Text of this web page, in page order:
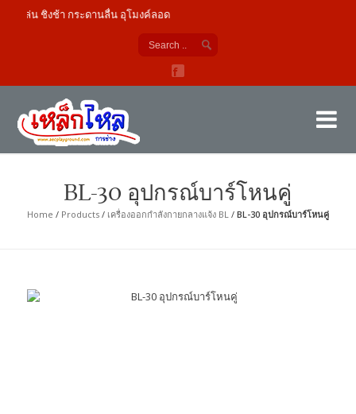
ด็กเล่น ชิงช้า กระดานลื่น อุโมงค์ลอด
BL-30 อุปกรณ์บาร์โหนคู่
Home / Products/ เครื่องออกกำลังกายกลางแจ้ง BL / BL-30 อุปกรณ์บาร์โหนคู่